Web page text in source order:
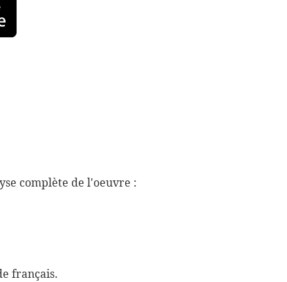
complète de l'oeuvre :
français.